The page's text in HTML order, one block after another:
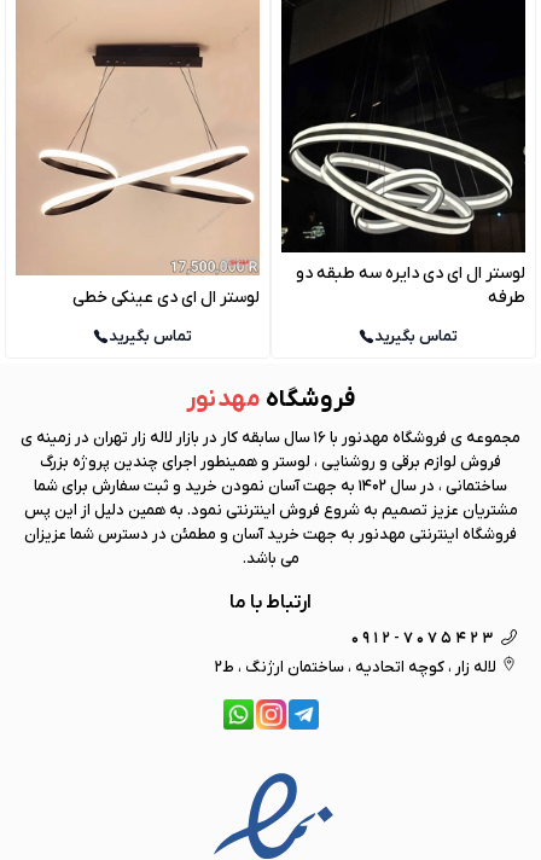
لوستر ال ای دی دایره سه طبقه دو
طرفه
تماس بگیرید
لوستر ال ای دی عینکی خطی
تماس بگیرید
فروشگاه مهد نور
مجموعه ی فروشگاه مهد نور
با 16 سال سابقه کار در بازار لاله زار تهران در زمینه ی
فروش لوازم برقی و روشنایی ، لوستر و همینطور اجرای چندین پروژه بزرگ
ساختمانی ، در سال 1402 به جهت آسان نمودن خرید و ثبت سفارش برای شما
مشتریان عزیز تصمیم به شروع فروش اینترنتی نمود. به همین دلیل از این پس
فروشگاه اینترنتی مهد نور به جهت خرید آسان و مطمئن در دسترس شما عزیزان
می باشد.
ارتباط با ما
0912-7075423
لاله زار ، کوچه اتحادیه ، ساختمان ارژنگ ، ط2